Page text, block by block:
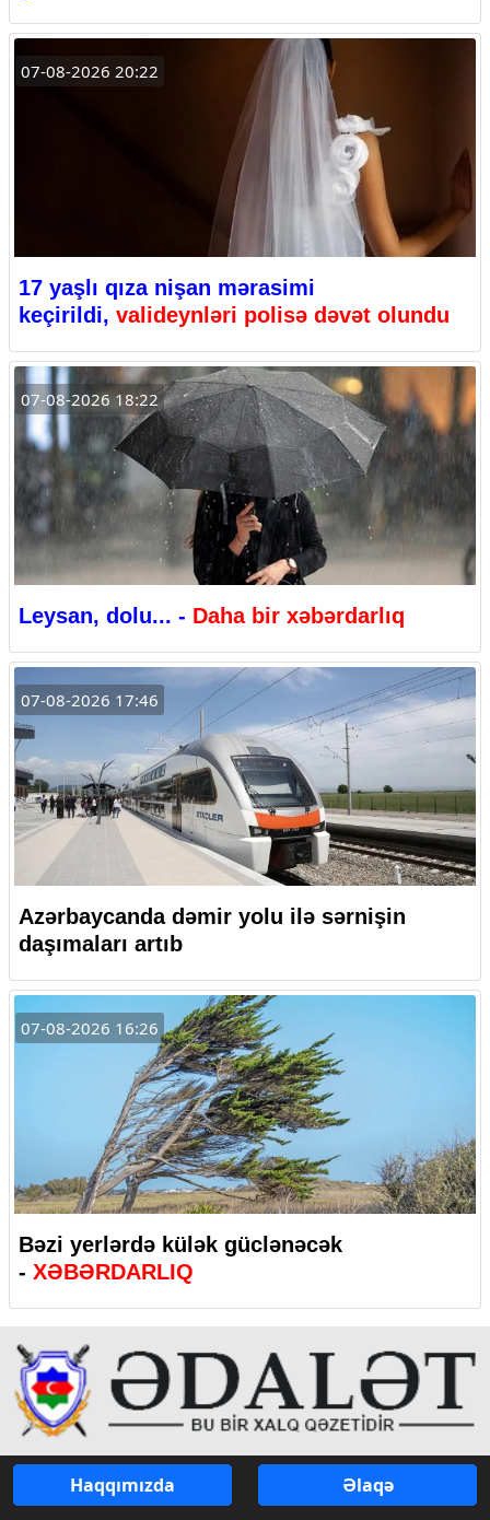
07-08-2026 20:22
17 yaşlı qıza nişan mərasimi
keçirildi, valideynləri polisə dəvət olundu
07-08-2026 18:22
Leysan, dolu... - Daha bir xəbərdarlıq
07-08-2026 17:46
Azərbaycanda dəmir yolu ilə sərnişin
daşımaları artıb
07-08-2026 16:26
Bəzi yerlərdə külək güclənəcək
- XƏBƏRDARLIQ
Haqqımızda
Əlaqə